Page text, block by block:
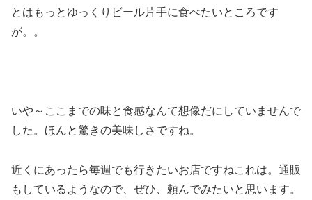
とはもっとゆっくりビール片手に食べたいところです
が。。
いや～ここまでの味と食感なんて想像だにしていませんで
した。ほんと驚きの美味しさですね。
近くにあったら毎週でも行きたいお店ですねこれは。通販
もしているようなので、ぜひ、頼んでみたいと思います。